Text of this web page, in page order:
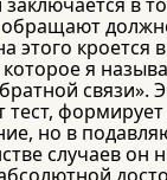
обращают
этого кроется
я
связи».
тест,
но в
случаев он